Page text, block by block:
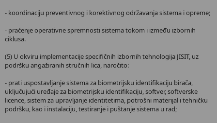
- koordinaciju preventivnog i korektivnog održavanja sistema i opreme;
- praćenje operativne spremnosti sistema tokom i između izbornih
ciklusa.
(5) U okviru implementacije specifičnih izbornih tehnologija JISIT, uz
podršku angažiranih stručnih lica, naročito:
- prati uspostavljanje sistema za biometrijsku identifikaciju birača,
uključujući uređaje za biometrijsku identifikaciju, softver, softverske
licence, sistem za upravljanje identitetima, potrošni materijal i tehničku
podršku, kao i instalaciju, testiranje i puštanje sistema u rad;